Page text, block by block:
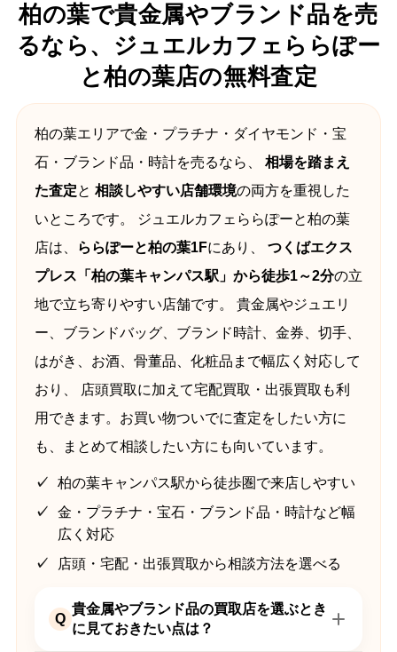
柏の葉で貴金属やブランド品を売
るなら、ジュエルカフェららぽー
と柏の葉店の無料査定
柏の葉エリアで金・プラチナ・ダイヤモンド・宝
石・ブランド品・時計を売るなら、 相場を踏まえ
た査定と 相談しやすい店舗環境の両方を重視した
いところです。 ジュエルカフェららぽーと柏の葉
店は、
ららぽーと柏の葉1Fにあり、 つくばエクス
プレス「柏の葉キャンパス駅」から徒歩1～2分の立
地で立ち寄りやすい店舗です。 貴金属やジュエリ
ー、ブランドバッグ、ブランド時計、金券、切手、
はがき、お酒、骨董品、化粧品まで幅広く対応して
おり、 店頭買取に加えて宅配買取・出張買取も利
用できます。お買い物ついでに査定をしたい方に
も、まとめて相談したい方にも向いています。
柏の葉キャンパス駅から徒歩圏で来店しやすい
金・プラチナ・宝石・ブランド品・時計など幅
広く対応
店頭・宅配・出張買取から相談方法を選べる
Q
貴金属やブランド品の買取店を選ぶとき
に見ておきたい点は？